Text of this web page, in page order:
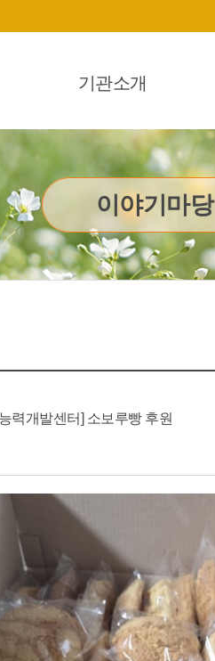
기관소개
이야기마당
력개발센터] 소보루빵 후원